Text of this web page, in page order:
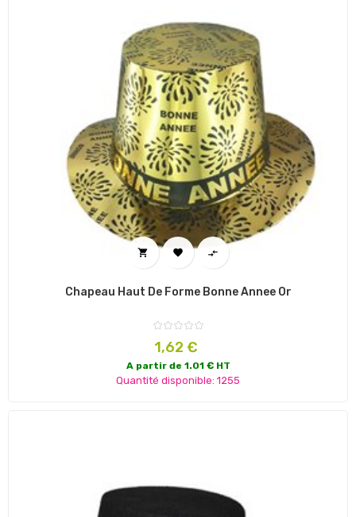
  
Chapeau Haut De Forme Bonne Annee Or
Prix
1,62 €
A partir de 1.01 € HT
Quantité disponible: 1255